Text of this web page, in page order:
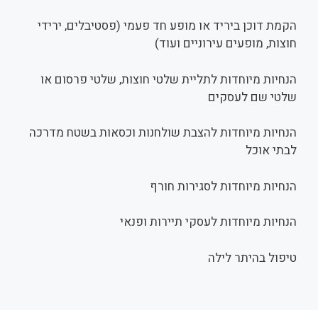
הקמת דוכן ביריד או מופע חד פעמי (פסטיבלים, ירידי
חוצות, מופעים עירוניים ועוד)
הנחיות מיוחדות לתליית שלטי חוצות, שלטי פרסום או
שלטי שם לעסקים
הנחיות מיוחדות להצבת שולחנות וכסאות בשטח מדרכה
לבתי אוכל
הנחיות מיוחדות לסגירות חורף
הנחיות מיוחדות לעסקי תיירות ופנאי
טיפול בהיתר לילה